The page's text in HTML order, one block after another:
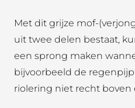
Met dit grijze mof-
uit twee delen bestaat,
een sprong maken
bijvoorbeeld de
riolering niet recht boven